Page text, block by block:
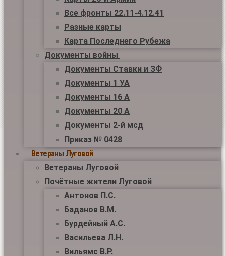
Все фронты 22.11-4.12.41
Разные карты
Карта Последнего Рубежа
Документы войны
Документы Ставки и ЗФ
Документы 1 УА
Документы 16 А
Документы 20 А
Документы 2-й мсд
Приказ № 0428
Ветераны Луговой
Ветераны Луговой
Почётные жители Луговой
Антонов П.С.
Баданов В.М.
Бурдейный А.С.
Васильева Л.Н.
Вильямс В.Р.